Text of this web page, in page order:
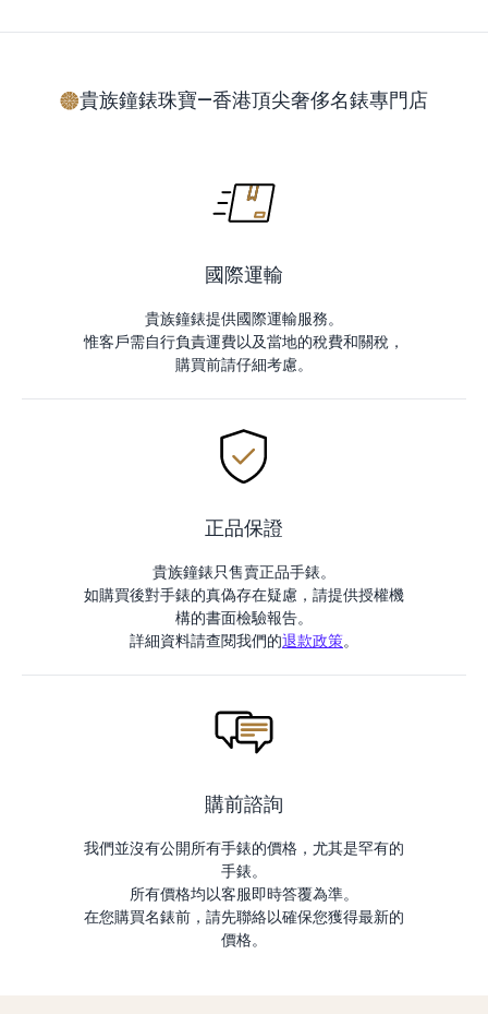
貴族鐘錶珠寶—香港頂尖奢侈名錶專門店
國際運輸
貴族鐘錶提供國際運輸服務。
惟客戶需自行負責運費以及當地的稅費和關稅，
購買前請仔細考慮。
正品保證
貴族鐘錶只售賣正品手錶。
如購買後對手錶的真偽存在疑慮，請提供授權機
構的書面檢驗報告。
詳細資料請查閱我們的退款政策。
購前諮詢
我們並沒有公開所有手錶的價格，尤其是罕有的
手錶。
所有價格均以客服即時答覆為準。
在您購買名錶前，請先聯絡以確保您獲得最新的
價格。